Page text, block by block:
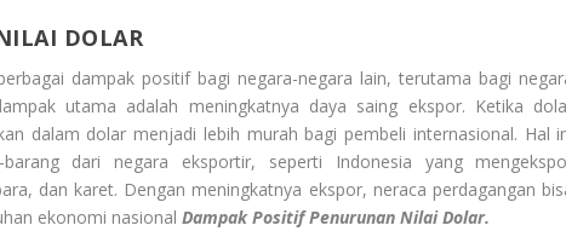
DOLAR
dampak positif bagi negara-negara lain, terutama bagi
utama adalah meningkatnya daya saing ekspor. Ketika
dalam dolar menjadi lebih murah bagi pembeli internasional. Hal
dari negara eksportir, seperti Indonesia yang
dan karet. Dengan meningkatnya ekspor, neraca perdagangan
ekonomi nasional Dampak Positif Penurunan Nilai Dolar.